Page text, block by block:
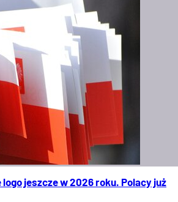
jeszcze w 2026 roku. Polacy już